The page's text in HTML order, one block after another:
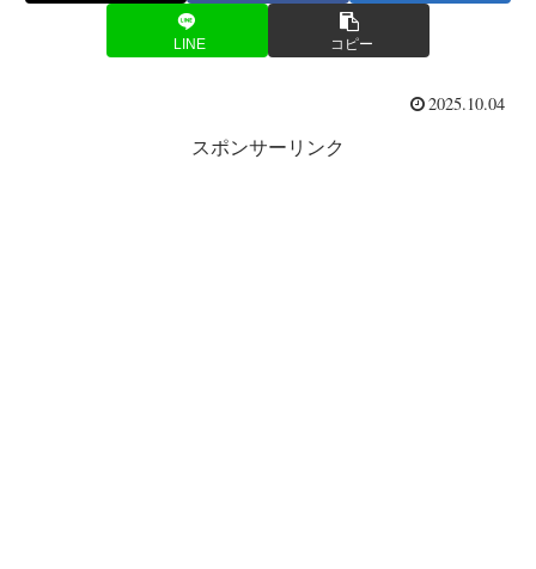
LINE コピー
2025.10.04
スポンサーリンク